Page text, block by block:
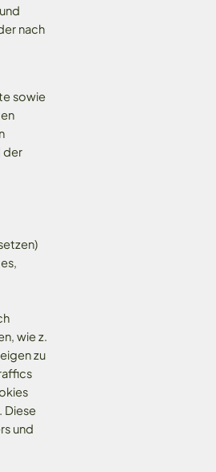
nach
sowie
der
wie z.
zu
Diese
und